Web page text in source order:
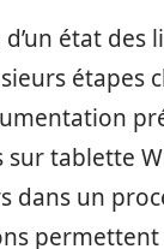
état des
étapes
sur tablette
dans un